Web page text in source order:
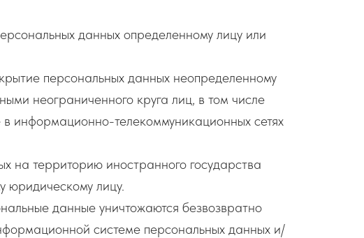
данных определенному лицу или
персональных данных неопределенному
неограниченного круга лиц, в том числе
информационно-телекоммуникационных сетях
на территорию иностранного государства
юридическому лицу.
данные уничтожаются безвозвратно
системе персональных данных и/